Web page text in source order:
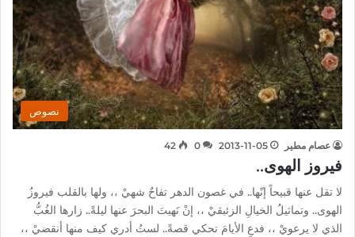
نصوص
عصام مطير 2013-11-05
0
42
فيروز الهوى..
لا تقل عنها قبيحاً إنّها.. في غصون الدهر تفاحٌ شهيْ ،، ولها بالقلب فيروزُ
الهوى.. وتماثيلُ الخيالِ الزئبقيْ ،، إنْ نَهيتَ البحرَ عنها ليلةً.. زارها الغُبُّ
الذي لا يرعويْ ،، فدعِ الأيامَ تحكي قصةً.. لستُ أدري كيف منها أنقضيْ ،،